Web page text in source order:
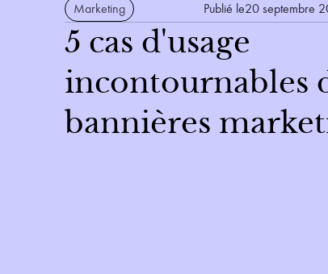
Marketing Publié le20 septembre
5 cas d'usage
incontournables
bannières